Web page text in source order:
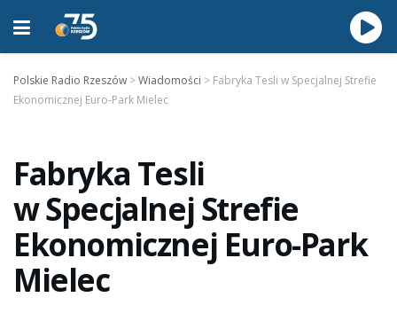
Polskie Radio Rzeszów >Wiadomości > Fabryka Tesli w Specjalnej Strefie
Ekonomicznej Euro-Park Mielec
Fabryka Tesli
w Specjalnej Strefie
Ekonomicznej Euro-Park
Mielec